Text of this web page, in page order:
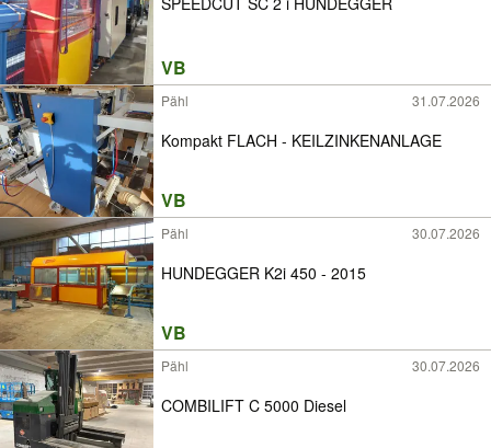
VB
Pähl 31.07.2026
Kompakt FLACH - KEILZINKENANLAGE
VB
Pähl 30.07.2026
HUNDEGGER K2i 450 - 2015
VB
Pähl 30.07.2026
COMBILIFT C 5000 Diesel